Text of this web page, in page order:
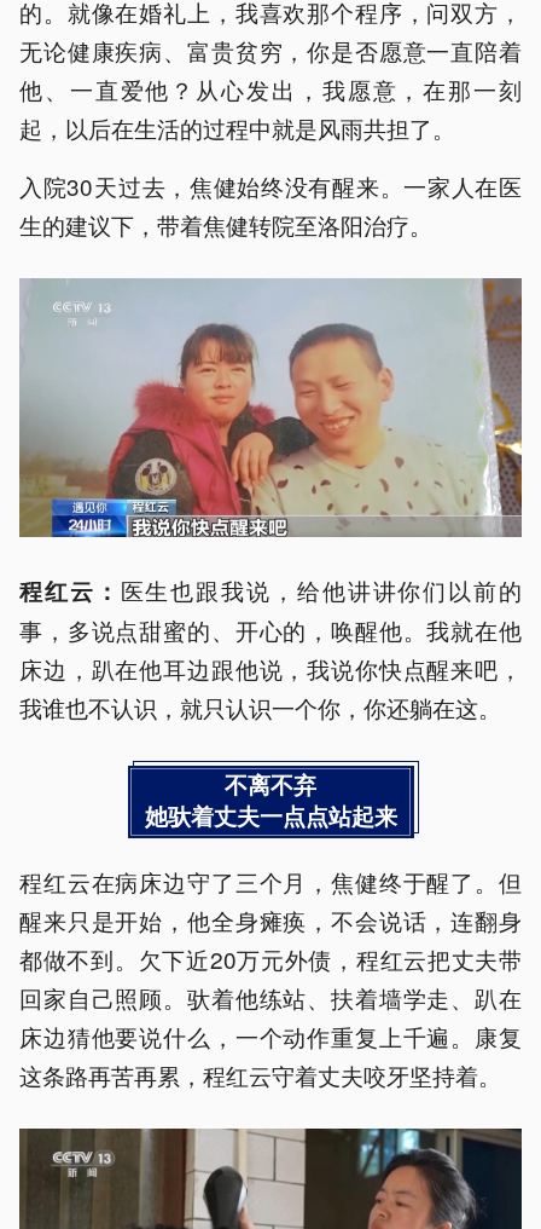
的。就像在婚礼上，我喜欢那个程序，问双方，
无论健康疾病、富贵贫穷，你是否愿意一直陪着
他、一直爱他？从心发出，我愿意，在那一刻
起，以后在生活的过程中就是风雨共担了。
入院30天过去，焦健始终没有醒来。一家人在医
生的建议下，带着焦健转院至洛阳治疗。
程红云： 医生也跟我说，给他讲讲你们以前的
事，多说点甜蜜的、开心的，唤醒他。我就在他
床边，趴在他耳边跟他说，我说你快点醒来吧，
我谁也不认识，就只认识一个你，你还躺在这。
不离不弃
她驮着丈夫一点点站起来
程红云在病床边守了三个月，焦健终于醒了。但
醒来只是开始，他全身瘫痪，不会说话，连翻身
都做不到。欠下近20万元外债，程红云把丈夫带
回家自己照顾。驮着他练站、扶着墙学走、趴在
床边猜他要说什么，一个动作重复上千遍。康复
这条路再苦再累，程红云守着丈夫咬牙坚持着。